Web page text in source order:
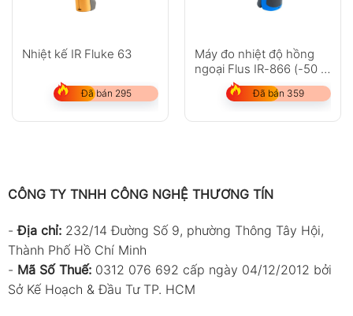
Nhiệt kế IR Fluke 63
Đã bán 295
Máy đo nhiệt độ hồng
ngoại Flus IR-866 (-50 ~
2250?C)
Đã bán 359
CÔNG TY TNHH CÔNG NGHỆ THƯƠNG TÍN
-Địa chỉ: 232/14 Đường Số 9, phường Thông Tây Hội,
Thành Phố Hồ Chí Minh
- Mã Số Thuế: 0312 076 692 cấp ngày 04/12/2012 bởi
Sở Kế Hoạch & Đầu Tư TP. HCM